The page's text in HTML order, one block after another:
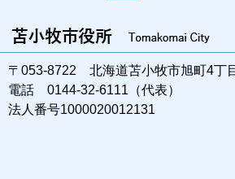
〒053-8722 北海道苫小牧市旭町4丁
電話 0144-32-6111（代表）
法人番号1000020012131